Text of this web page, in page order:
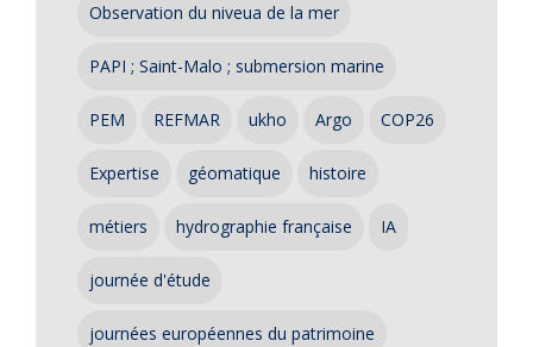
Observation du niveua de la mer
PAPI ; Saint-Malo ; submersion marine
PEM REFMAR ukho Argo COP26
Expertise géomatique histoire
métiers hydrographie française IA
journée d'étude
journées européennes du patrimoine